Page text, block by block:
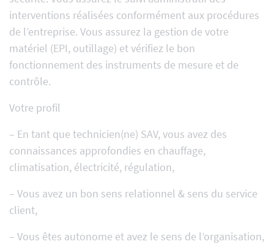
interventions réalisées conformément aux procédures
de l’entreprise. Vous assurez la gestion de votre
matériel (EPI, outillage) et vérifiez le bon
fonctionnement des instruments de mesure et de
contrôle.
Votre profil
– En tant que technicien(ne) SAV, vous avez des
connaissances approfondies en chauffage,
climatisation, électricité, régulation,
– Vous avez un bon sens relationnel & sens du service
client,
– Vous êtes autonome et avez le sens de l’organisation,